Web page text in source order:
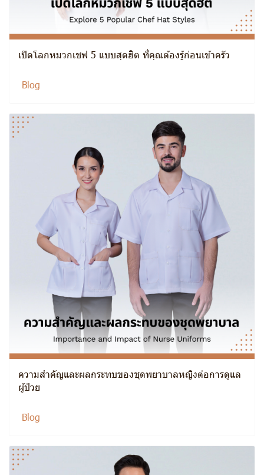
เปิดโลกหมวกเชฟ 5 แบบสุดฮิต ที่คุณต้องรู้ก่อนเข้าครัว
Blog
ความสำคัญและผลกระทบของชุดพยาบาลหญิงต่อการดูแล
ผู้ป่วย
Blog